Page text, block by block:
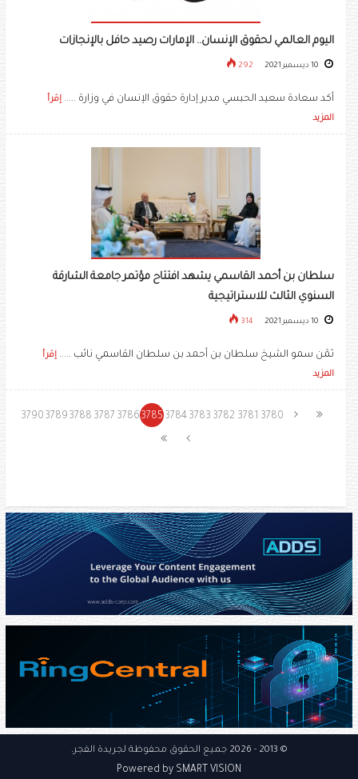
اليوم العالمي لحقوق الإنسان.. الإمارات رصيد حافل بالإنجازات
292
أكد سعادة سعيد الحبسي مدير إدارة حقوق الإنسان في وزارة ..... إقرأ
المزيد
سلطان بن أحمد القاسمي يشهد افتتاح مؤتمر جامعة الشارقة
السنوي الثالث للاستراتيجية
314
ثمّن سمو الشيخ سلطان بن أحمد بن سلطان القاسمي نائب ..... إقرأ
المزيد
3780
3781
3782
3783
3784
3785
3786
3787
3788
3789
3790
© 2013 - 2026 جميع الحقوق محفوظة لجريدة الفجر.
Powered by SMART VISION